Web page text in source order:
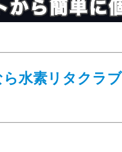
水素リタクラブ